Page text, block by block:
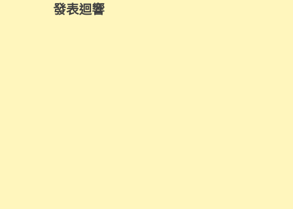
發表迴響